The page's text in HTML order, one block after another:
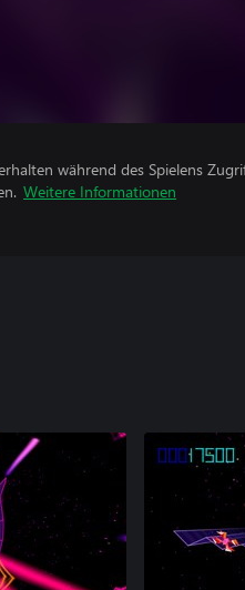
während des Spielens
Weitere Informationen